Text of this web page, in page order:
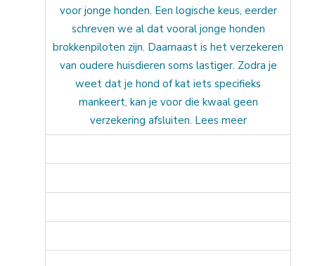
voor jonge honden. Een logische keus, eerder
schreven we al dat vooral jonge honden
brokkenpiloten zijn. Daarnaast is het verzekeren
van oudere huisdieren soms lastiger. Zodra je
weet dat je hond of kat iets specifieks
mankeert, kan je voor die kwaal geen
verzekering afsluiten. Lees meer